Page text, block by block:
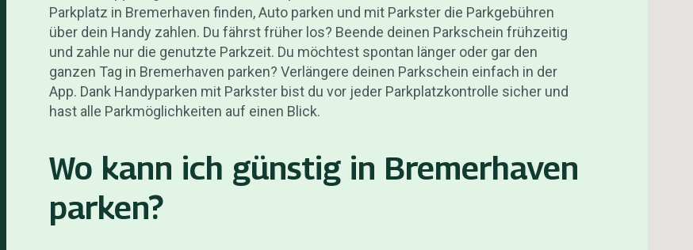
Parkplatz in Bremerhaven finden, Auto parken und mit Parkster die Parkgebühren
über dein Handy zahlen. Du fährst früher los? Beende deinen Parkschein frühzeitig
und zahle nur die genutzte Parkzeit. Du möchtest spontan länger oder gar den
ganzen Tag in Bremerhaven parken? Verlängere deinen Parkschein einfach in der
App. Dank Handyparken mit Parkster bist du vor jeder Parkplatzkontrolle sicher und
hast alle Parkmöglichkeiten auf einen Blick.
Wo kann ich günstig in Bremerhaven
parken?